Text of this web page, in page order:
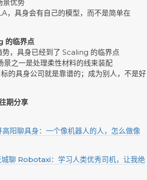
景优势
，具身会有自己的模型，而不是简单在
的临界点
势，具身已经到了 Scaling 的临界点
景之一是处理柔性材料的线束装配
标的具身公司就是靠谱的；成为别人，不是好
期分享
高阳聊具身：一个像机器人的人，怎么做像
城聊 Robotaxi：学习人类优秀司机，让我绝